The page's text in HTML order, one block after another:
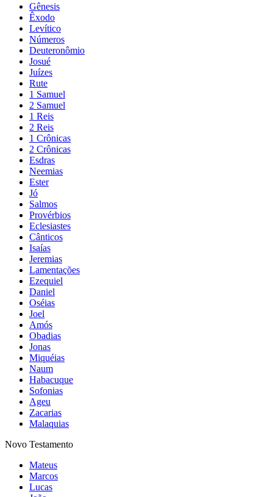
Gênesis
Êxodo
Levítico
Números
Deuteronômio
Josué
Juízes
Rute
1 Samuel
2 Samuel
1 Reis
2 Reis
1 Crônicas
2 Crônicas
Esdras
Neemias
Ester
Jó
Salmos
Provérbios
Eclesiastes
Cânticos
Isaías
Jeremias
Lamentações
Ezequiel
Daniel
Oséias
Joel
Amós
Obadias
Jonas
Miquéias
Naum
Habacuque
Sofonias
Ageu
Zacarias
Malaquias
Novo Testamento
Mateus
Marcos
Lucas